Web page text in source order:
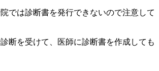
では診断書を発行できないので注意して
断を受けて、医師に診断書を作成しても